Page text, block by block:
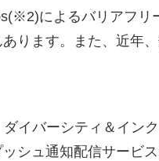
によるバリアフリ
ります。また、近年
イバーシティ＆イン
シュ通知配信サービ